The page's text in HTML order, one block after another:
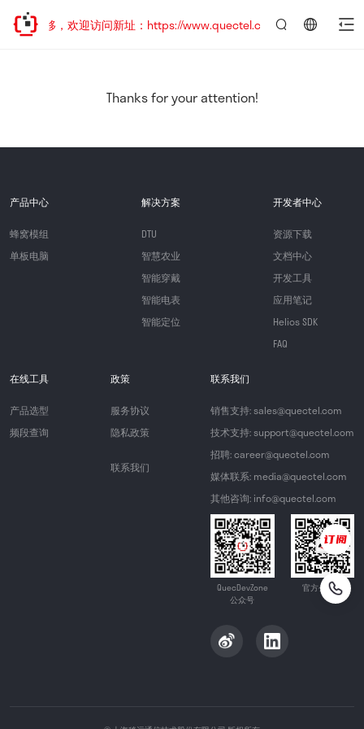
址已迁移，欢迎访问新址：https://www.quectel.com.cn
Thanks for your attention!
产品中心
蜂窝模组
单板电脑
解决方案
DTU
智慧农业
智能穿戴
智能电表
智能定位
开发者中心
资源下载
文档中心
开发工具
应用笔记
Helios SDK
FAQ
在线工具
产品选型
频段查询
政策
服务协议
隐私政策
联系我们
联系我们
销售支持: sales@quectel.com
技术支持: support@quectel.com
招聘: career@quectel.com
媒体联系: media@quectel.com
其他咨询: info@quectel.com
QuecDevZone
公众号
官方公众号